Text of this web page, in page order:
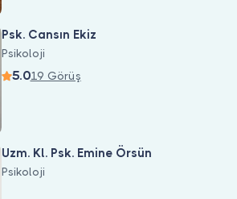
Psk. Cansın Ekiz
Psikoloji
5.019 Görüş
Uzm. Kl. Psk. Emine Örsün
Psikoloji